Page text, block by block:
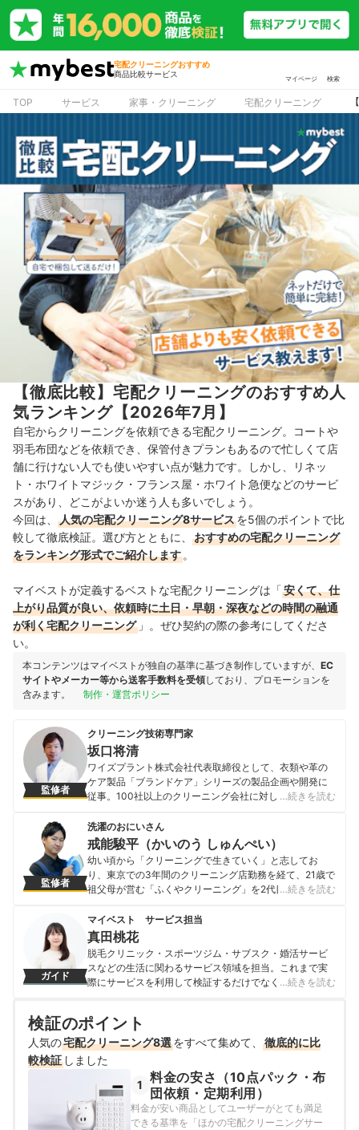
宅配クリーニングおすすめ
商品比較サービス
マイページ 検索
TOP サービス 家事・クリーニング 宅配クリーニング
【徹底比較】宅配クリーニングのおすすめ人
気ランキング【2026年7月】
自宅からクリーニングを依頼できる宅配クリーニング。コートや
羽毛布団などを依頼でき、保管付きプランもあるので忙しくて店
舗に行けない人でも使いやすい点が魅力です。しかし、リネッ
ト・ホワイトマジック・フランス屋・ホワイト急便などのサービ
スがあり、どこがよいか迷う人も多いでしょう。
今回は、
人気の宅配クリーニング8サービスを5個のポイントで比
較して徹底検証。選び方とともに、
おすすめの宅配クリーニング
をランキング形式でご紹介します 。
マイベストが定義するベストな宅配クリーニングは「安くて、仕
上がり品質が良い、依頼時に土日・早朝・深夜などの時間の融通
が利く宅配クリーニング 」。ぜひ契約の際の参考にしてくださ
い。
本コンテンツはマイベストが独自の基準に基づき制作していますが、 EC
サイトやメーカー等から送客手数料を受領しており、プロモーションを
含みます。
制作・運営ポリシー
監修者
クリーニング技術専門家
坂口将清
ワイズプラント株式会社代表取締役として、衣類や革の
ケア製品「ブランドケア」シリーズの製品企画や開発に
従事。100社以上のクリーニング会社に対し、工場の生産
ルティングしている。もともとはIHIグループでボイラー
や産業機械の開発を行い、その後商社でクリーニング機
械・資材の企画開発を経て独立。「ヴィトンやエルメス
のバッグを洗うにはどうすべきか」を自ら研究し独自の
皮革製品洗浄技術を開発、その後世界的にも有名なアパ
レルメーカーの商品メンテナンスコンサルタントを兼任
し、衣服や皮革のクリーニングについてアドバイスして
いる。
坂口将清のプロフィール
…続きを読む
監修者
洗濯のおにいさん
戒能駿平（かいのう しゅんぺい）
幼い頃から「クリーニングで生きていく」と志してお
り、東京での3年間のクリーニング店勤務を経て、21歳で
祖父母が営む「ふくやクリーニング」を2代目として引き
理のプロフェッショナル資格である「繊維製品品質管理
士」を業界最年少で取得、洗濯に関する技術と知識を兼
ね揃えたクリーニング師である。現・株式会社ふくや代
表取締役。 洗濯に関してメディアや情報誌に多数出演し
ており、最大手のクリーニング業界誌「ゼンドラ」でも
連載中。また、YouTubeチャンネル「洗濯のおにいさん
の視点から、家庭での洗濯の悩みを解決する洗濯術やク
リーニング業界の裏側を配信している。
戒能駿平（かいのう しゅんぺい）のプロフィール
…続きを読む
ガイド
マイベスト サービス担当
真田桃花
脱毛クリニック・スポーツジム・サブスク・婚活サービ
スなどの生活に関わるサービス領域を担当。これまで実
際にサービスを利用して検証するだけでなく、医師や婚
からこそ、徹底検証を通じて全ユーザーが選びやすい情
報を届ける」ことをモットーに活動している。
真田桃花のプロフィール
…続きを読む
検証のポイント
人気の宅配クリーニング8選をすべて集めて、
徹底的に比
較検証 しました
1 料金の安さ（10点パック・布
団依頼・定期利用）
料金が安い商品としてユーザーがとても満足
できる基準を「ほかの宅配クリーニングサー